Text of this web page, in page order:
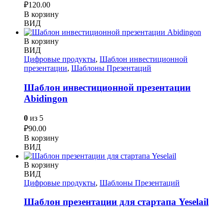
₽120.00
В корзину
ВИД
В корзину
ВИД
Цифровые продукты, Шаблон инвестиционной
презентации, Шаблоны Презентаций
Шаблон инвестиционной презентации
Abidingon
0 из 5
₽90.00
В корзину
ВИД
В корзину
ВИД
Цифровые продукты, Шаблоны Презентаций
Шаблон презентации для стартапа Yeselail